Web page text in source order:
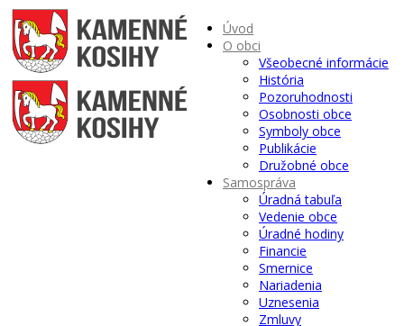
Úvod
O obci
Všeobecné informácie
História
Pozoruhodnosti
Osobnosti obce
Symboly obce
Publikácie
Družobné obce
Samospráva
Úradná tabuľa
Vedenie obce
Úradné hodiny
Financie
Smernice
Nariadenia
Uznesenia
Zmluvy